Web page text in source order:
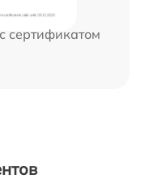
сертификатом